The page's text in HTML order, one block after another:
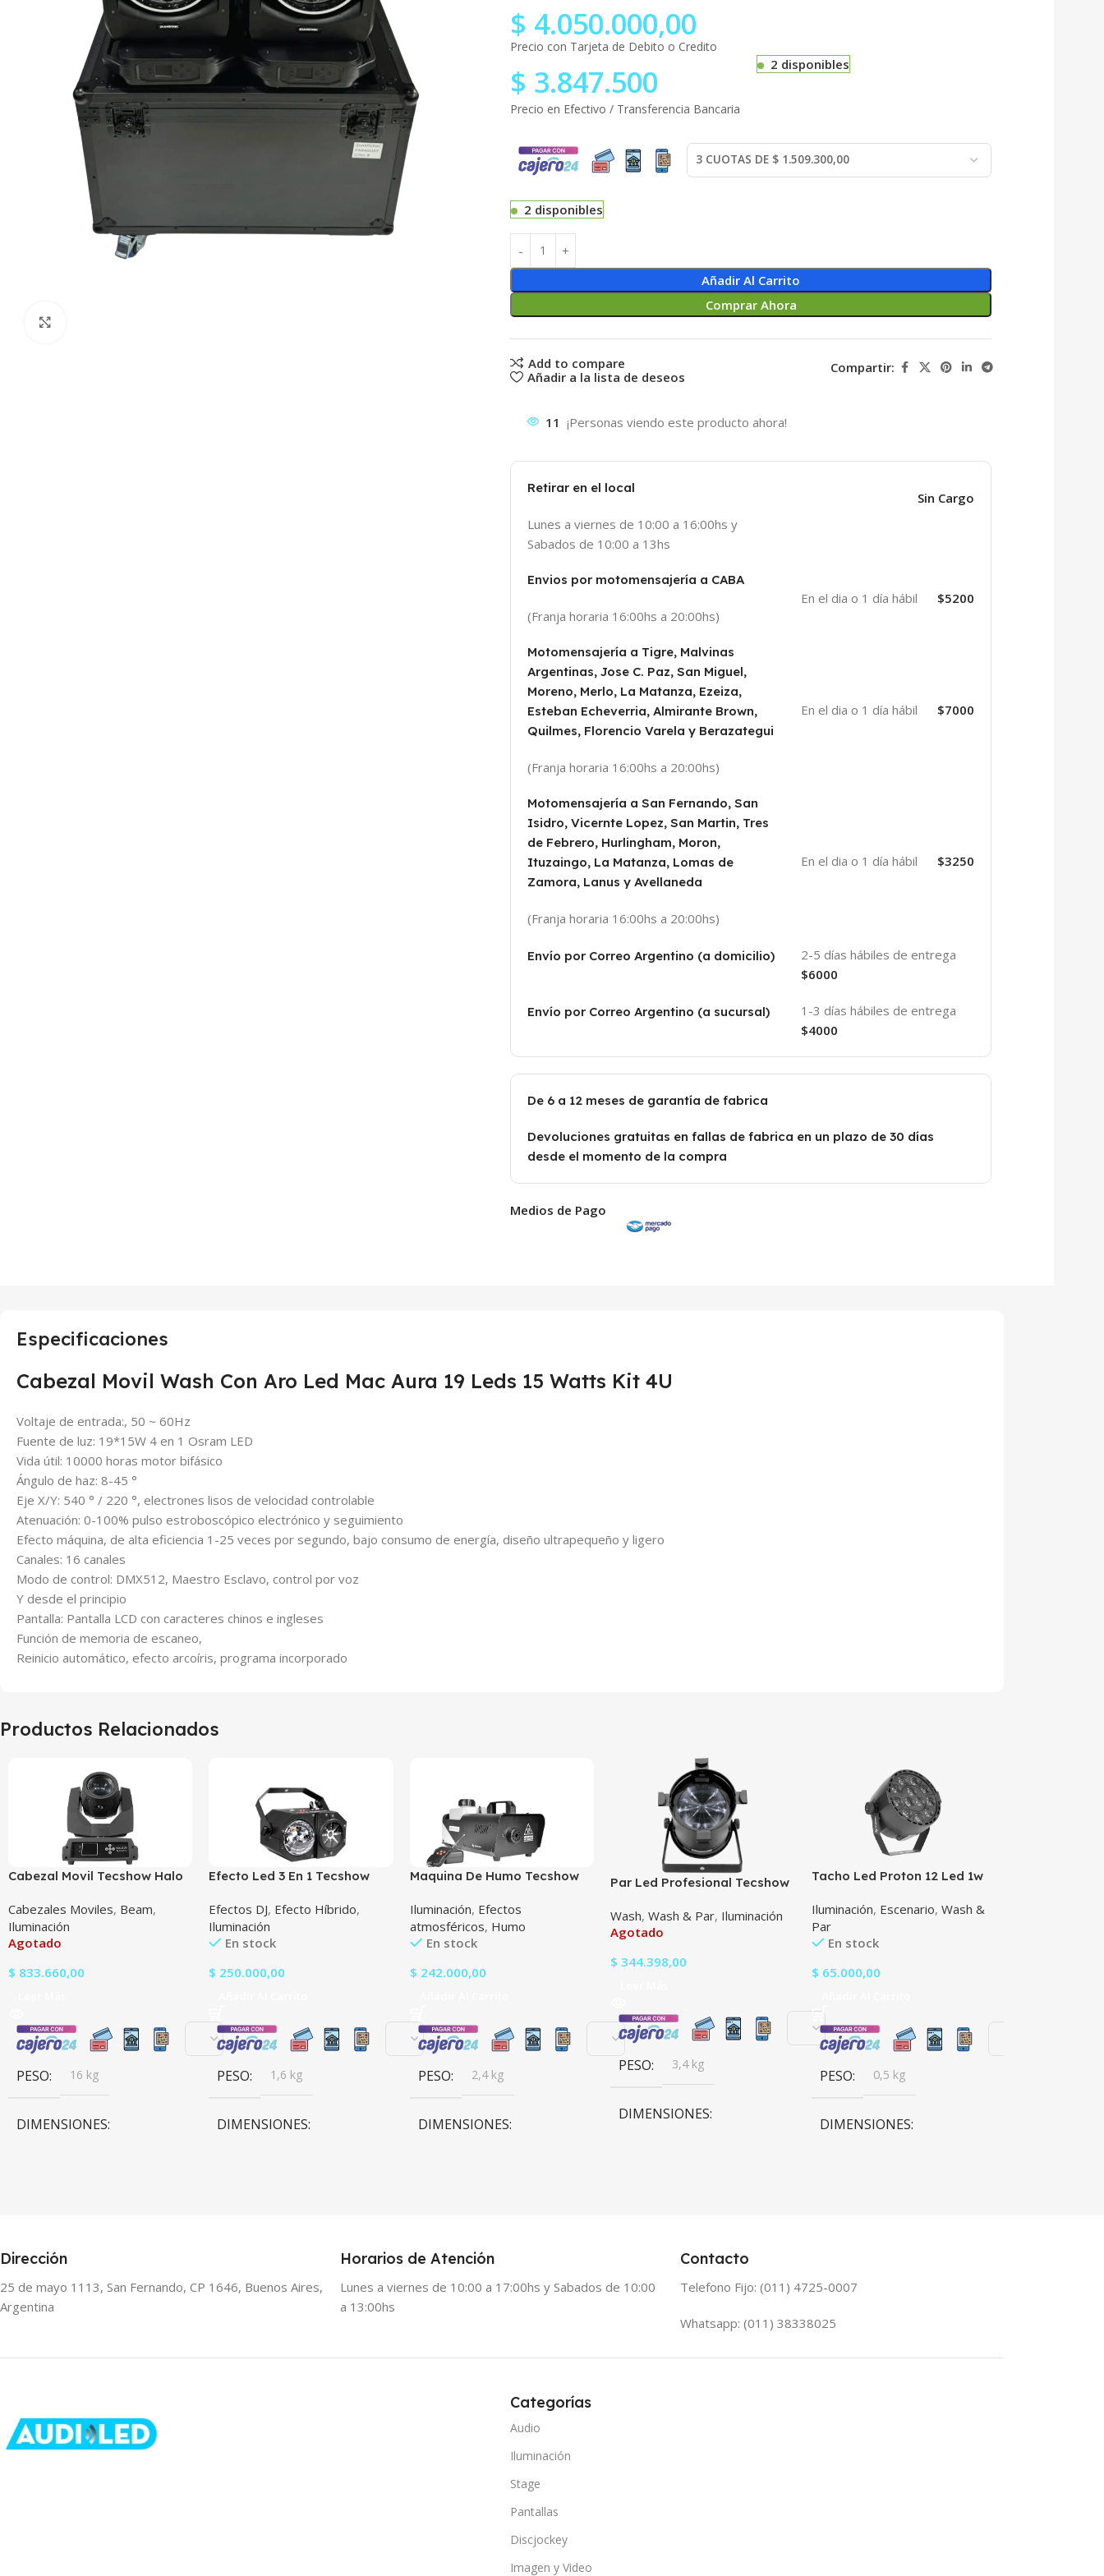
$ 4.050.000,00
Precio con Tarjeta de Debito o Credito
$ 3.847.500
Precio en Efectivo / Transferencia Bancaria
2 disponibles
2 disponibles
Añadir Al Carrito
Comprar Ahora
Add to compare
Añadir a la lista de deseos
Compartir:
11 ¡Personas viendo este producto ahora!
Retirar en el local
Lunes a viernes de 10:00 a 16:00hs y
Sabados de 10:00 a 13hs
Sin Cargo
Envios por motomensajería a CABA
(Franja horaria 16:00hs a 20:00hs)
En el dia o 1 día hábil $5200
Motomensajería a Tigre, Malvinas
Argentinas, Jose C. Paz, San Miguel,
Moreno, Merlo, La Matanza, Ezeiza,
Esteban Echeverria, Almirante Brown,
Quilmes, Florencio Varela y Berazategui
(Franja horaria 16:00hs a 20:00hs)
En el dia o 1 día hábil $7000
Motomensajería a San Fernando, San
Isidro, Vicernte Lopez, San Martin, Tres
de Febrero, Hurlingham, Moron,
Ituzaingo, La Matanza, Lomas de
Zamora, Lanus y Avellaneda
(Franja horaria 16:00hs a 20:00hs)
En el dia o 1 día hábil $3250
Envío por Correo Argentino (a domicilio)
2-5 días hábiles de entrega
$6000
Envío por Correo Argentino (a sucursal)
1-3 días hábiles de entrega
$4000
De 6 a 12 meses de garantía de fabrica
Devoluciones gratuitas en fallas de fabrica en un plazo de 30 días
desde el momento de la compra
Medios de Pago
Especificaciones
Cabezal Movil Wash Con Aro Led Mac Aura 19 Leds 15 Watts Kit 4U
Voltaje de entrada:, 50 ~ 60Hz
Fuente de luz: 19*15W 4 en 1 Osram LED
Vida útil: 10000 horas motor bifásico
Ángulo de haz: 8-45 °
Eje X/Y: 540 ° / 220 °, electrones lisos de velocidad controlable
Atenuación: 0-100% pulso estroboscópico electrónico y seguimiento
Efecto máquina, de alta eficiencia 1-25 veces por segundo, bajo consumo de energía, diseño ultrapequeño y ligero
Canales: 16 canales
Modo de control: DMX512, Maestro Esclavo, control por voz
Y desde el principio
Pantalla: Pantalla LCD con caracteres chinos e ingleses
Función de memoria de escaneo,
Reinicio automático, efecto arcoíris, programa incorporado
Productos Relacionados
Cabezal Movil Tecshow Halo
Cabezales Moviles, Beam,
Iluminación
Agotado
$ 833.660,00
PESO 16 kg
DIMENSIONES
Efecto Led 3 En 1 Tecshow
Efectos DJ, Efecto Híbrido,
Iluminación
En stock
$ 250.000,00
PESO 1,6 kg
DIMENSIONES
Maquina De Humo Tecshow
Iluminación, Efectos
atmosféricos, Humo
En stock
$ 242.000,00
PESO 2,4 kg
DIMENSIONES
Par Led Profesional Tecshow
Wash,Wash & Par, Iluminación
Agotado
$ 344.398,00
PESO 3,4 kg
DIMENSIONES
Tacho Led Proton 12 Led 1w
Rgbuv
Iluminación, Escenario, Wash &
Par
En stock
$ 65.000,00
PESO 0,5 kg
DIMENSIONES
Dirección
25 de mayo 1113, San Fernando, CP 1646, Buenos Aires,
Argentina
Horarios de Atención
Lunes a viernes de 10:00 a 17:00hs y Sabados de 10:00
a 13:00hs
Contacto
Telefono Fijo: (011) 4725-0007
Whatsapp: (011) 38338025
Categorías
Audio
Iluminación
Stage
Pantallas
Discjockey
Imagen y Video